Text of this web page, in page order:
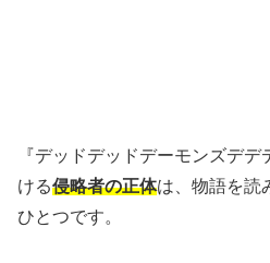
『デッドデッドデーモンズデ
ける侵略者の正体は、物語を読
ひとつです。